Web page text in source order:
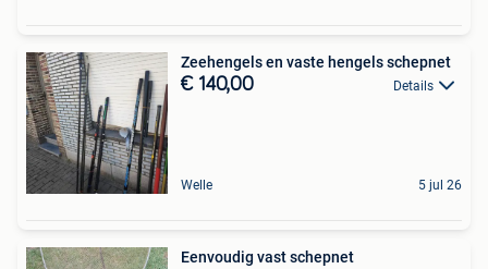
Zeehengels en vaste hengels schepnet
€ 140,00 Details
Welle 5 jul 26
Eenvoudig vast schepnet